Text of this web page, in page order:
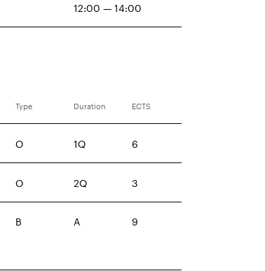
12:00 — 14:00
Type Duration ECTS
O 1Q 6
O 2Q 3
B A 9